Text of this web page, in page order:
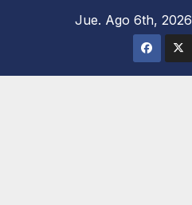
Jue. Ago 6th, 2026